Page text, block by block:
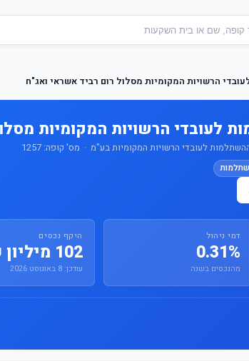
הרשויות המקומיות מסלול רום רביד אשראי ואג"ח
לעובדי הרשויות המקומיות
לעובדי הרשויות המקומיות בע"מ · מס' קופה: 1257
דמי ניהול
0.31%
מהנכסים בשנה
היקף נכסים
102 מיליון ₪
עודכן: 8 באוגוסט 2026